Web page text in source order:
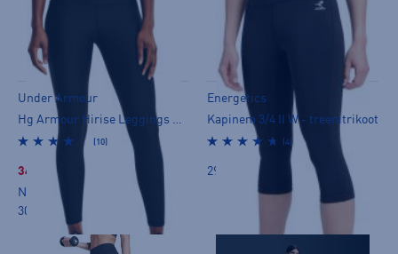
Under Armour
Hg Armour Hirise Leggings W - treenitrikoot
(10)
34,99 €
Norm. hinta:
30pv alin hinta: 34,99€
Energetics
Kapinem 3/4 II W - treenitrikoot
(4)
29,90 €